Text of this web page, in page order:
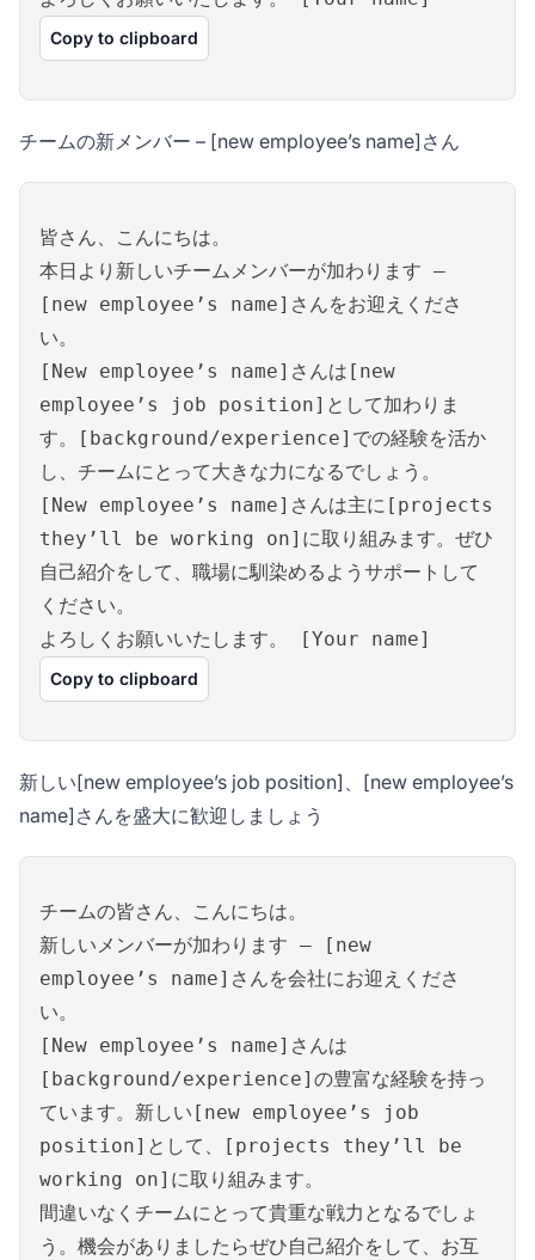
Copy to clipboard
チームの新メンバー – [new employee’s name]さん
皆さん、こんにちは。
本日より新しいチームメンバーが加わります –
[new employee’s name]さんをお迎えくださ
い。
[New employee’s name]さんは[new
employee’s job position]として加わりま
す。[background/experience]での経験を活か
し、チームにとって大きな力になるでしょう。
[New employee’s name]さんは主に[projects
they’ll be working on]に取り組みます。ぜひ
自己紹介をして、職場に馴染めるようサポートして
ください。
よろしくお願いいたします。 [Your name]
Copy to clipboard
新しい[new employee’s job position]、[new employee’s
name]さんを盛大に歓迎しましょう
チームの皆さん、こんにちは。
新しいメンバーが加わります – [new
employee’s name]さんを会社にお迎えくださ
い。
[New employee’s name]さんは
[background/experience]の豊富な経験を持っ
ています。新しい[new employee’s job
position]として、[projects they’ll be
working on]に取り組みます。
間違いなくチームにとって貴重な戦力となるでしょ
う。機会がありましたらぜひ自己紹介をして、お互